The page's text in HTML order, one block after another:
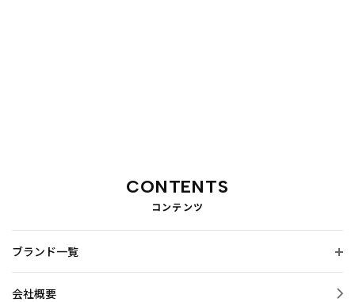
CONTENTS
コンテンツ
ブランド一覧
会社概要